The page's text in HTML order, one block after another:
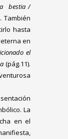
bestia /
También
hasta
en
el
(pág.11).
La
en el